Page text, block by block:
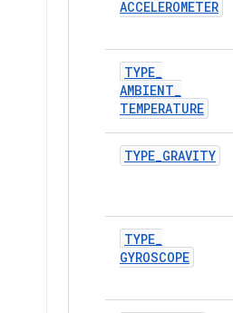
ACCELEROMETER
TYPE_
AMBIENT_
TEMPERATURE
TYPE_GRAVITY
TYPE_
GYROSCOPE